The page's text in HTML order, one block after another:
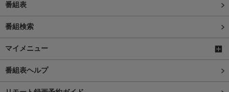
番組表
番組検索
マイメニュー
番組表ヘルプ